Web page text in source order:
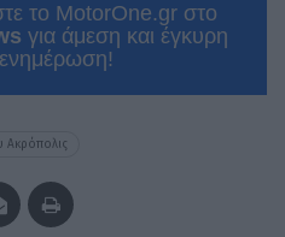
το MotorOne.gr στο
για άμεση και έγκυρη
ενημέρωση!
Ακρόπολις